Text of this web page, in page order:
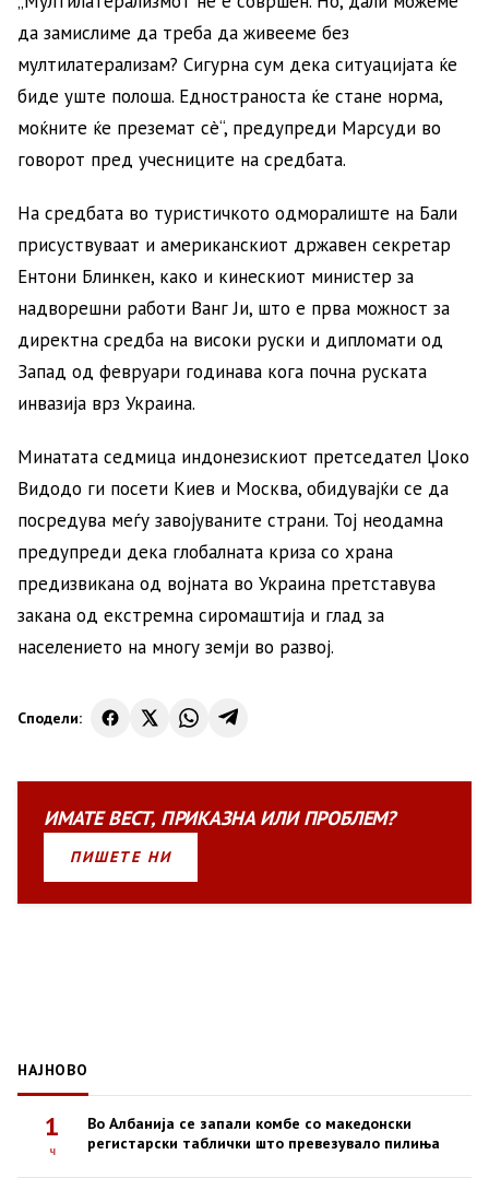
да замислиме да треба да живееме без
мултилатерализам? Сигурна сум дека ситуацијата ќе
биде уште полоша. Едностраноста ќе стане норма,
моќните ќе преземат сè“, предупреди Марсуди во
говорот пред учесниците на средбата.
На средбата во туристичкото одморалиште на Бали
присуствуваат и американскиот државен секретар
Ентони Блинкен, како и кинескиот министер за
надворешни работи Ванг Ји, што е прва можност за
директна средба на високи руски и дипломати од
Запад од февруари годинава кога почна руската
инвазија врз Украина.
Минатата седмица индонезискиот претседател Џоко
Видодо ги посети Киев и Москва, обидувајќи се да
посредува меѓу завојуваните страни. Тој неодамна
предупреди дека глобалната криза со храна
предизвикана од војната во Украина претставува
закана од екстремна сиромаштија и глад за
населението на многу земји во развој.
Сподели:
ИМАТЕВЕСТ, ПРИКАЗНАИЛИПРОБЛЕМ?
ПИШЕТЕ НИ
НАЈНОВО
1
ч
Во Албанија се запали комбе со македонски
регистарски таблички што превезувало пилиња